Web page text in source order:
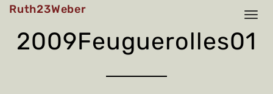
Skip
content
Ruth23Weber
2009Feuguerolles01